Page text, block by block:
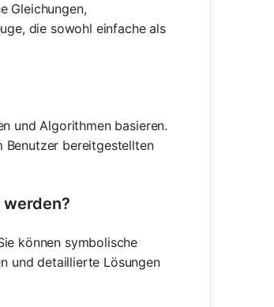
Gleichungen,
die sowohl einfache als
und Algorithmen basieren.
Benutzer bereitgestellten
können symbolische
und detaillierte Lösungen